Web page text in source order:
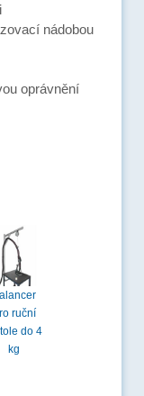
nádobou
oprávnění
ruční
do 4
kg